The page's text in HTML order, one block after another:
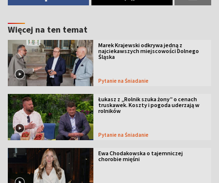
Więcej na ten temat
Marek Krajewski odkrywa jedną z
najciekawszych miejscowości Dolnego
Śląska
Pytanie na Śniadanie
Łukasz z „Rolnik szuka żony” o cenach
truskawek. Koszty i pogoda uderzają w
rolników
Pytanie na Śniadanie
Ewa Chodakowska o tajemniczej
chorobie mięśni